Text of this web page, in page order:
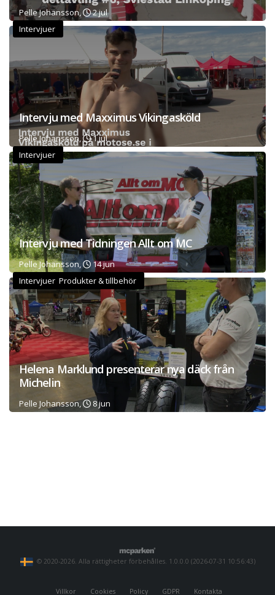
Pelle Johansson,
2 jul
Intervjuer
Intervju med Maxximus Vikingasköld
Pelle Johansson,
1 jul
Intervjuer
Intervju med Tidningen Allt om MC
Pelle Johansson,
14 jun
Intervjuer Produkter & tillbehör
Helena Marklund presenterar nya däck från
Michelin
Pelle Johansson, 8 jun
© 2020-2026. Alla rättigheter förbehålles. 1.0.0.0 (2026-07-31 10:56:43)
Villkor Cookies Policy GDPR Kontakta